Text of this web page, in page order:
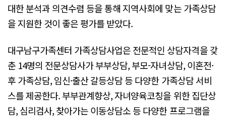
대한 분석과 의견수렴 등을 통해 지역사회에 맞는 가족상담
을 지원한 것이 좋은 평가를 받았다.
대구남구가족센터 가족상담사업은 전문적인 상담자격을 갖
춘 14명의 전문상담사가 부부상담, 부모-자녀상담, 이혼전·
후 가족상담, 임신·출산 갈등상담 등 다양한 가족상담 서비
스를 제공한다. 부부관계향상, 자녀양육코칭을 위한 집단상
담, 심리검사, 찾아가는 이동상담소 등 다양한 프로그램을